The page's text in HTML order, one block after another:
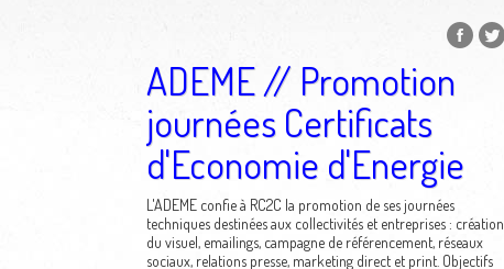
ADEME // Promotion
journées Certificats
d'Economie d'Energie
L'ADEME confie à RC2C la promotion de ses journées
techniques destinées aux collectivités et entreprises : création
du visuel, emailings, campagne de référencement, réseaux
sociaux, relations presse, marketing direct et print. Objectifs